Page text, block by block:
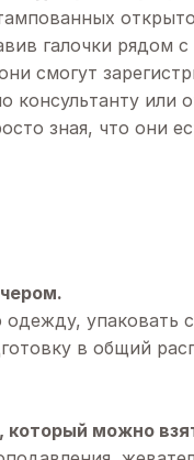
галочки рядом
смогут
консультанту или
зная, что они
упаковать
в общий
который можно